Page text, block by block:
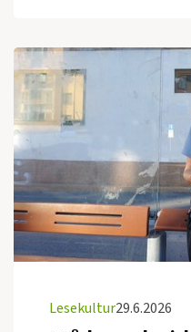
Lesekultur29.6.2026